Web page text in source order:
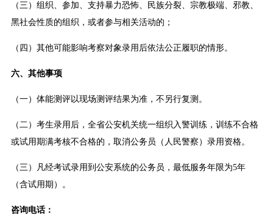
（三）组织、参加、支持暴力恐怖、民族分裂、宗教极端、邪教、
黑社会性质的组织，或者参与相关活动的；
（四）其他可能影响考察对象录用后依法公正履职的情形。
六、其他事项
（一）体能测评以现场测评结果为准，不另行复测。
（二）考生录用后，全省公安机关统一组织入警训练，训练不合格
或试用期满考核不合格的，取消公务员（人民警察）录用资格。
（三）凡经考试录用到公安系统的公务员，最低服务年限为5年
（含试用期）。
咨询电话：